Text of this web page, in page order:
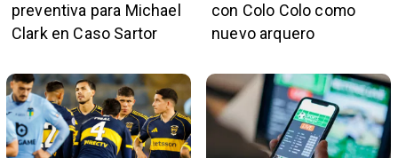
preventiva para Michael
Clark en Caso Sartor
con Colo Colo como
nuevo arquero